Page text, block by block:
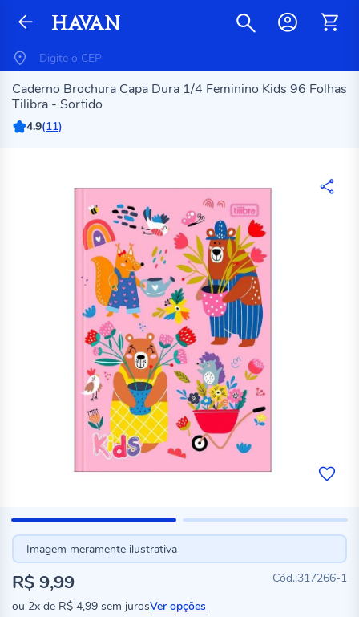
Caderno Brochura Capa Dura 1/4 Feminino Kids 96 Folhas
Tilibra - Sortido
4.9(11)
Imagem meramente ilustrativa
317266-1
R$ 9,99
ou 2x de R$ 4,99 sem jurosVer opções